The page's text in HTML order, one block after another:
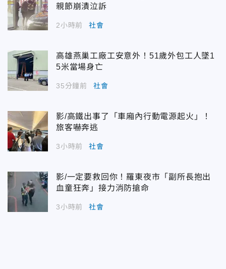
親節崩潰泣訴
2小時前 社會
高雄燕巢工廠工安意外！51歲外包工人墜1
5米當場身亡
35分鐘前 社會
影/高鐵出事了「車廂內行動電源起火」！
旅客嚇奔逃
3小時前 社會
影/一定要救回你！羅東夜市「副所長抱出
血童狂奔」接力消防搶命
3小時前 社會